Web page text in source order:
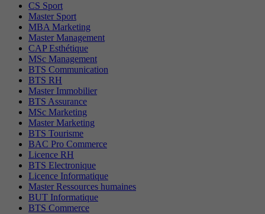
CS Sport
Master Sport
MBA Marketing
Master Management
CAP Esthétique
MSc Management
BTS Communication
BTS RH
Master Immobilier
BTS Assurance
MSc Marketing
Master Marketing
BTS Tourisme
BAC Pro Commerce
Licence RH
BTS Electronique
Licence Informatique
Master Ressources humaines
BUT Informatique
BTS Commerce